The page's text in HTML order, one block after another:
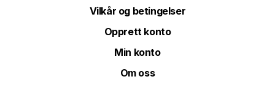
Vilkår og betingelser
Opprett konto
Min konto
Om oss